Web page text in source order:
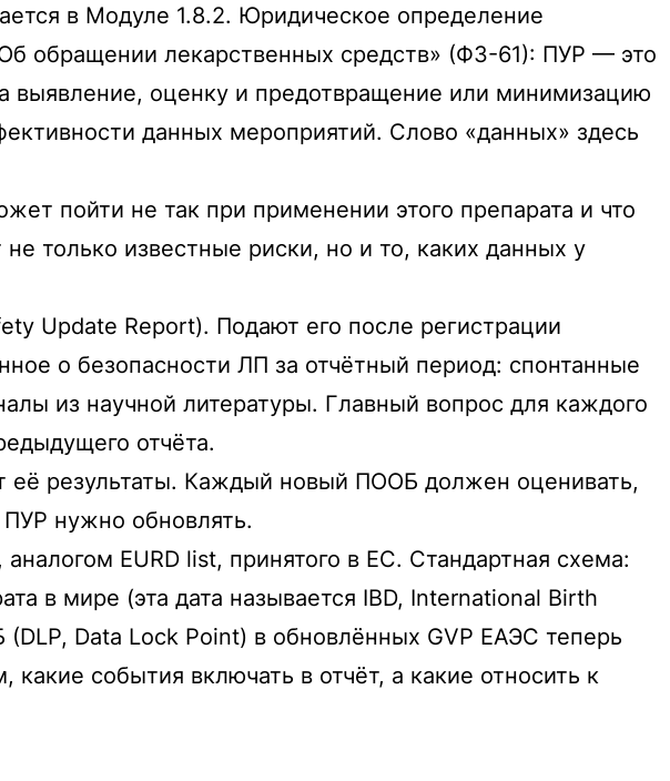
в Модуле 1.8.2. Юридическое определение
обращении лекарственных средств» (ФЗ-61): ПУР — это
выявление, оценку и предотвращение или минимизацию
данных мероприятий. Слово «данных» здесь
пойти не так при применении этого препарата и что
только известные риски, но и то, каких данных у
Update Report). Подают его после регистрации
о безопасности ЛП за отчётный период: спонтанные
из научной литературы. Главный вопрос для каждого
отчёта.
результаты. Каждый новый ПООБ должен оценивать,
нужно обновлять.
EURD list, принятого в ЕС. Стандартная схема:
в мире (эта дата называется IBD, International Birth
Data Lock Point) в обновлённых GVP ЕАЭС теперь
события включать в отчёт, а какие относить к